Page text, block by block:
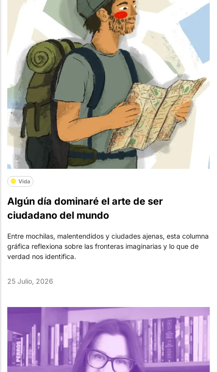
Vida
Algún día dominaré el arte de ser
ciudadano del mundo
Entre mochilas, malentendidos y ciudades ajenas, esta columna
gráfica reflexiona sobre las fronteras imaginarias y lo que de
verdad nos identifica.
25 Julio, 2026